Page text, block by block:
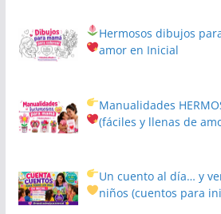
Hermosos dibujos
amor en Inicial
Manualidades
(fáciles y llenas de
Un cuento al día… y
niños(cuentos para